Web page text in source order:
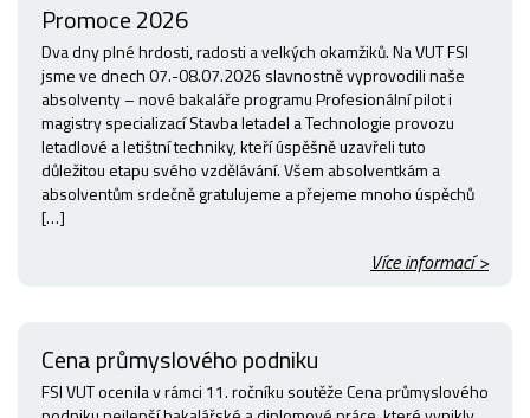
Promoce 2026
Dva dny plné hrdosti, radosti a velkých okamžiků. Na VUT FSI
jsme ve dnech 07.-08.07.2026 slavnostně vyprovodili naše
absolventy – nové bakaláře programu Profesionální pilot i
magistry specializací Stavba letadel a Technologie provozu
letadlové a letištní techniky, kteří úspěšně uzavřeli tuto
důležitou etapu svého vzdělávání. Všem absolventkám a
absolventům srdečně gratulujeme a přejeme mnoho úspěchů
[…]
Více informací >
Cena průmyslového podniku
FSI VUT ocenila v rámci 11. ročníku soutěže Cena průmyslového